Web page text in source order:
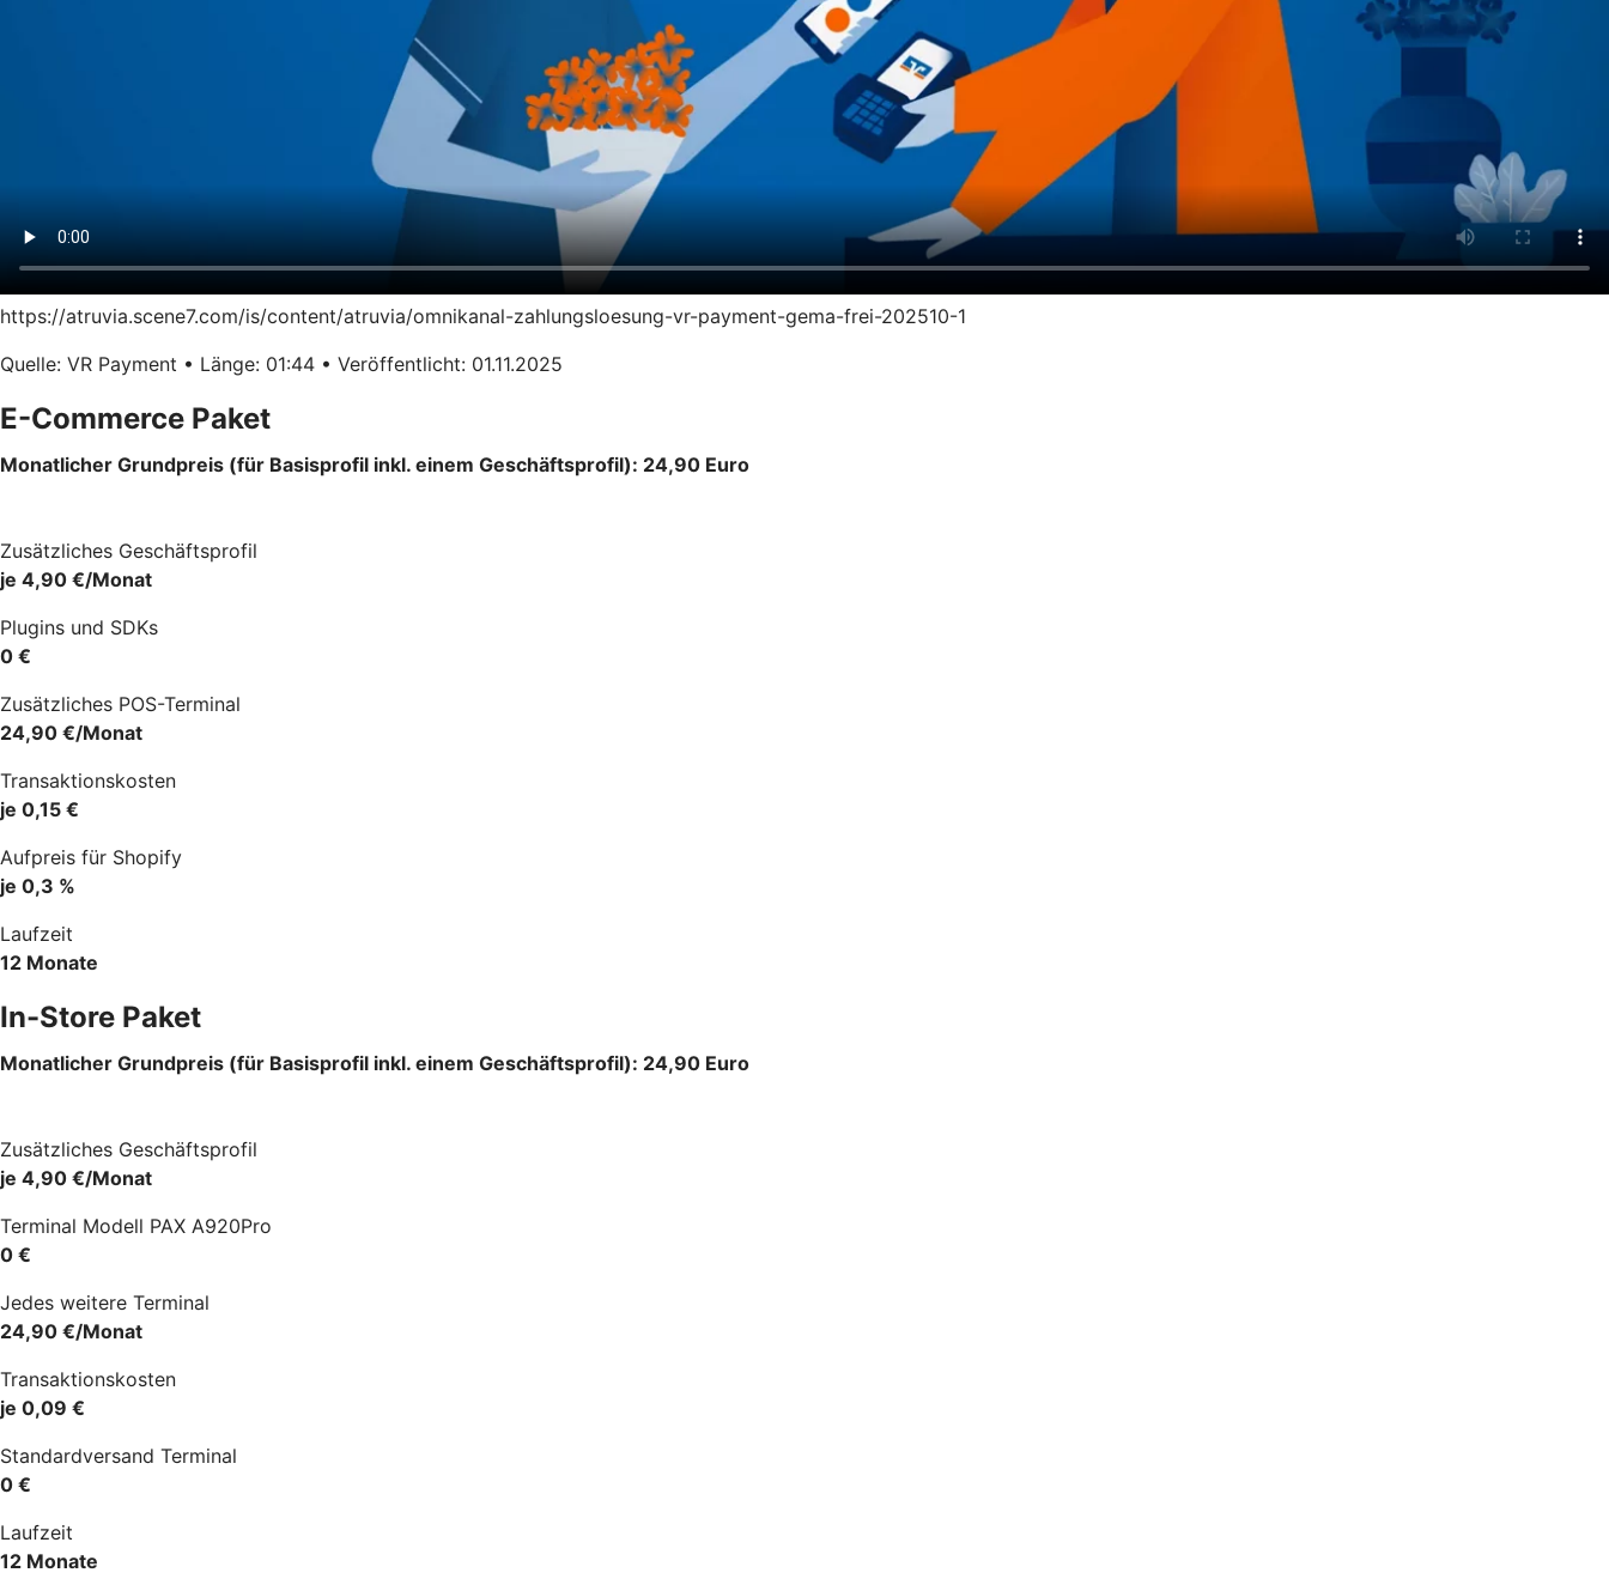
https://atruvia.scene7.com/is/content/atruvia/omnikanal-zahlungsloesung-vr-payment-gema-frei-202510-1
Quelle: VR Payment • Länge: 01:44 • Veröffentlicht: 01.11.2025
E-Commerce Paket
Monatlicher Grundpreis (für Basisprofil inkl. einem Geschäftsprofil): 24,90 Euro
Zusätzliches Geschäftsprofil
je 4,90 €/Monat
Plugins und SDKs
0 €
Zusätzliches POS-Terminal
24,90 €/Monat
Transaktionskosten
je 0,15 €
Aufpreis für Shopify
je 0,3 %
Laufzeit
12 Monate
In-Store Paket
Monatlicher Grundpreis (für Basisprofil inkl. einem Geschäftsprofil): 24,90 Euro
Zusätzliches Geschäftsprofil
je 4,90 €/Monat
Terminal Modell PAX A920Pro
0 €
Jedes weitere Terminal
24,90 €/Monat
Transaktionskosten
je 0,09 €
Standardversand Terminal
0 €
Laufzeit
12 Monate